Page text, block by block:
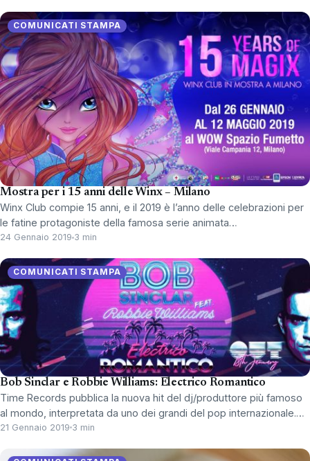
COMUNICATI STAMPA
Mostra per i 15 anni delle Winx – Milano
Winx Club compie 15 anni, e il 2019 è l’anno delle celebrazioni per
le fatine protagoniste della famosa serie animata…
24 Gennaio 2019 3 min
COMUNICATI STAMPA
Bob Sinclar e Robbie Williams: Electrico Romantico
Time Records pubblica la nuova hit del dj/produttore più famoso
al mondo, interpretata da uno dei grandi del pop internazionale.…
21 Gennaio 2019 3 min